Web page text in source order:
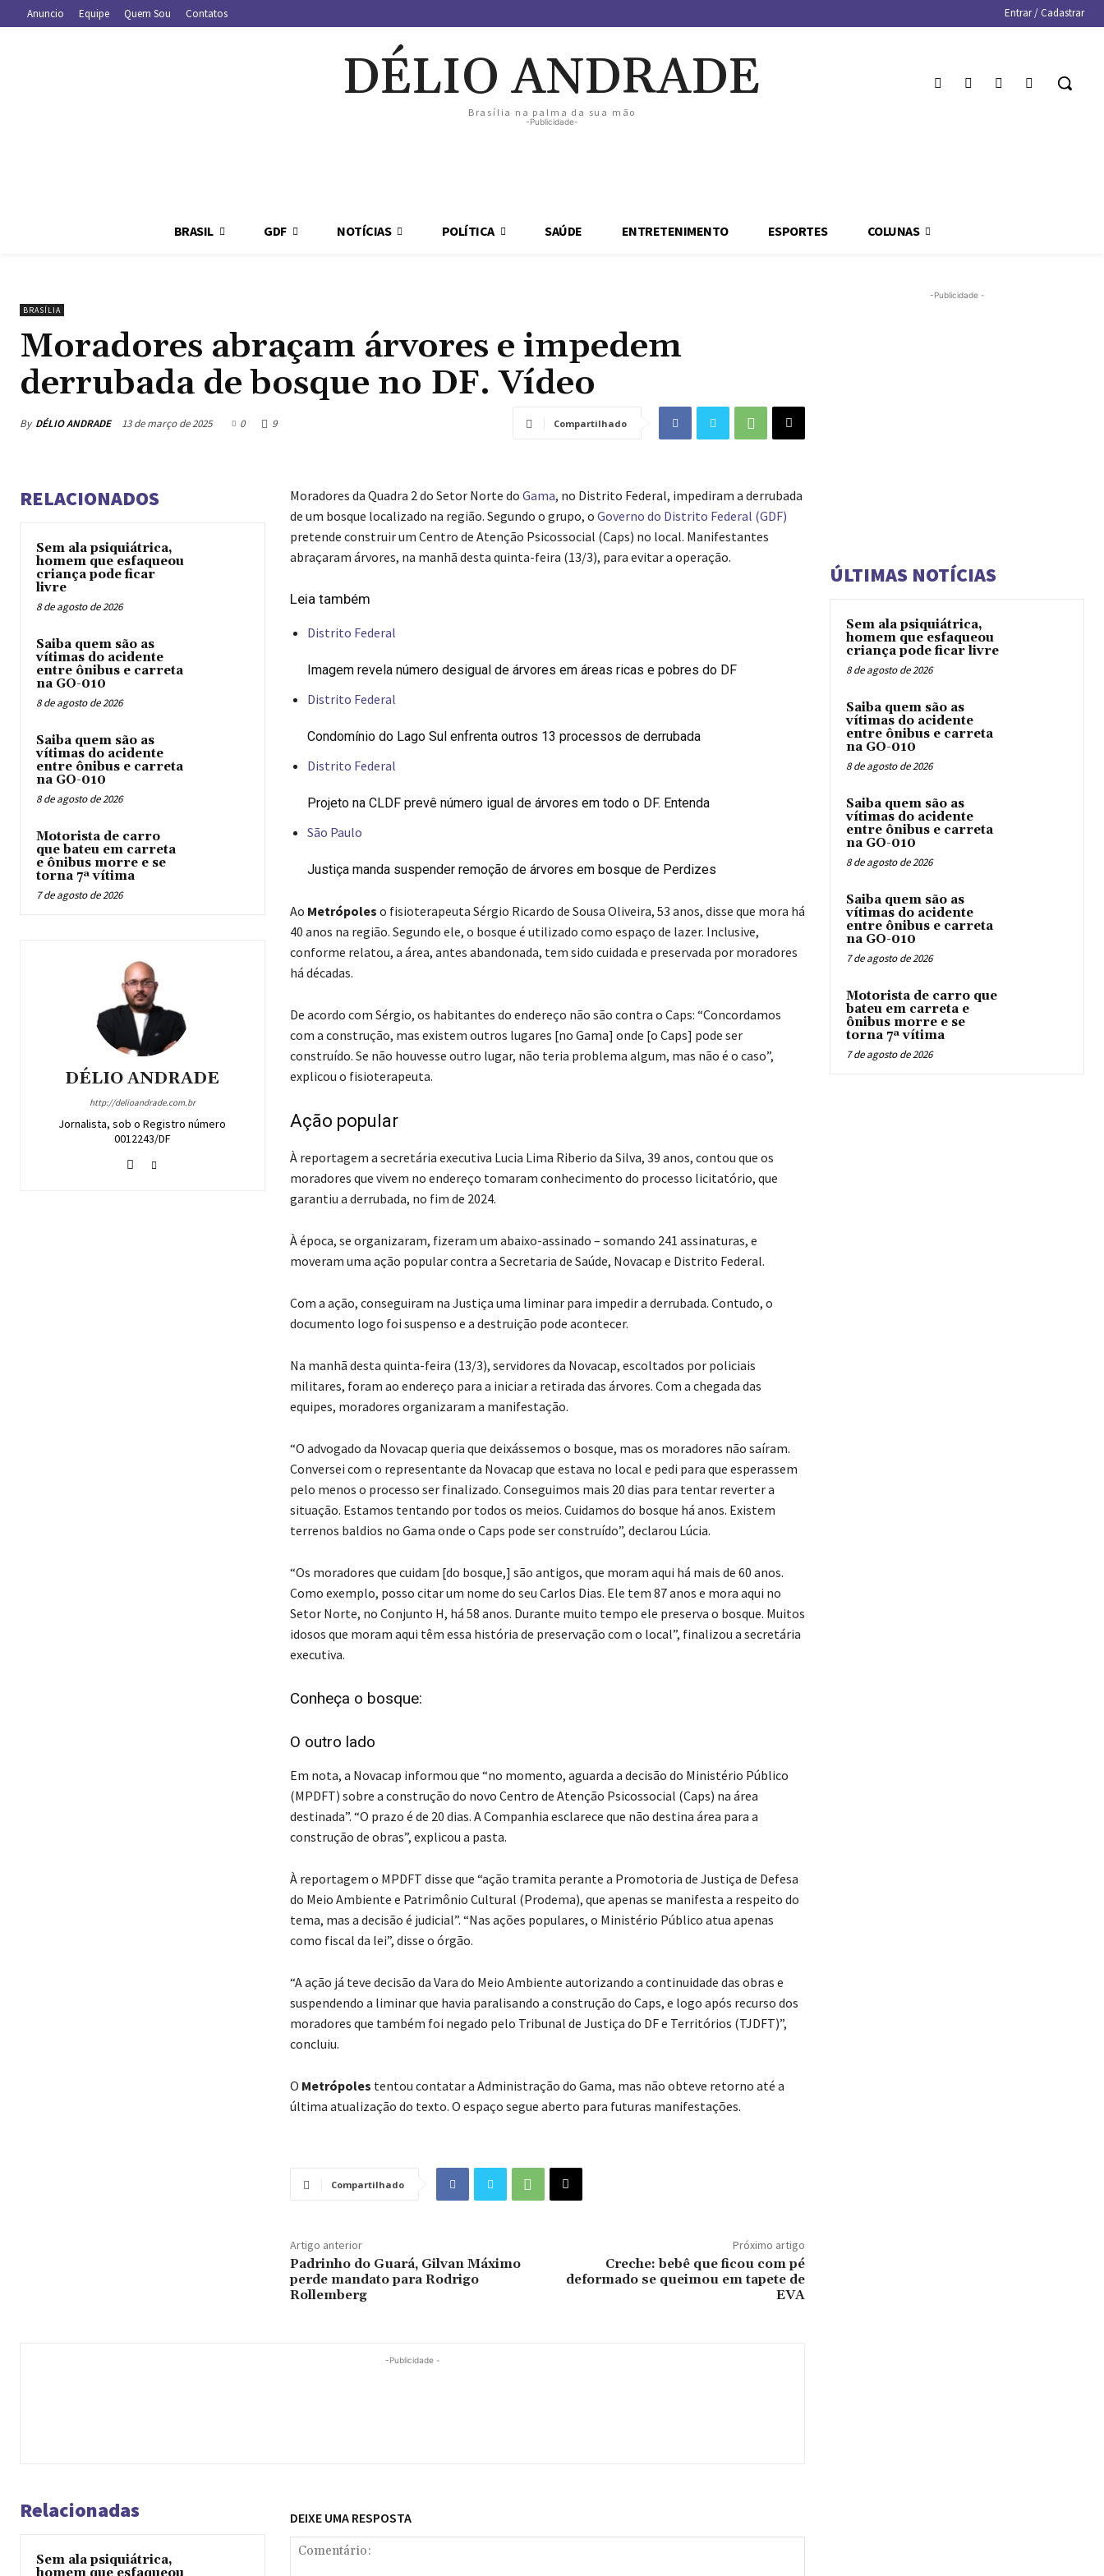
Anuncio Equipe Quem Sou Contatos Entrar / Cadastrar
DÉLIO ANDRADE
Brasília na palma da sua mão
-Publicidade-
BRASIL GDF NOTÍCIAS POLÍTICA SAÚDE ENTRETENIMENTO ESPORTES COLUNAS
BRASÍLIA
Moradores abraçam árvores e impedem
derrubada de bosque no DF. Vídeo
By DÉLIO ANDRADE 13 de março de 2025 0 9 Compartilhado
RELACIONADOS
Sem ala psiquiátrica,
homem que esfaqueou
criança pode ficar
livre
8 de agosto de 2026
Saiba quem são as
vítimas do acidente
entre ônibus e carreta
na GO-010
8 de agosto de 2026
Saiba quem são as
vítimas do acidente
entre ônibus e carreta
na GO-010
8 de agosto de 2026
Motorista de carro
que bateu em carreta
e ônibus morre e se
torna 7ª vítima
7 de agosto de 2026
DÉLIO ANDRADE
http://delioandrade.com.br
Jornalista, sob o Registro número
0012243/DF
Moradores da Quadra 2 do Setor Norte do Gama, no Distrito Federal, impediram a derrubada
de um bosque localizado na região. Segundo o grupo, o Governo do Distrito Federal (GDF)
pretende construir um Centro de Atenção Psicossocial (Caps) no local. Manifestantes
abraçaram árvores, na manhã desta quinta-feira (13/3), para evitar a operação.
Leia também
Distrito Federal
Imagem revela número desigual de árvores em áreas ricas e pobres do DF
Distrito Federal
Condomínio do Lago Sul enfrenta outros 13 processos de derrubada
Distrito Federal
Projeto na CLDF prevê número igual de árvores em todo o DF. Entenda
São Paulo
Justiça manda suspender remoção de árvores em bosque de Perdizes
Ao Metrópoles o fisioterapeuta Sérgio Ricardo de Sousa Oliveira, 53 anos, disse que mora há
40 anos na região. Segundo ele, o bosque é utilizado como espaço de lazer. Inclusive,
conforme relatou, a área, antes abandonada, tem sido cuidada e preservada por moradores
há décadas.
De acordo com Sérgio, os habitantes do endereço não são contra o Caps: “Concordamos
com a construção, mas existem outros lugares [no Gama] onde [o Caps] pode ser
construído. Se não houvesse outro lugar, não teria problema algum, mas não é o caso”,
explicou o fisioterapeuta.
Ação popular
À reportagem a secretária executiva Lucia Lima Riberio da Silva, 39 anos, contou que os
moradores que vivem no endereço tomaram conhecimento do processo licitatório, que
garantiu a derrubada, no fim de 2024.
À época, se organizaram, fizeram um abaixo-assinado – somando 241 assinaturas, e
moveram uma ação popular contra a Secretaria de Saúde, Novacap e Distrito Federal.
Com a ação, conseguiram na Justiça uma liminar para impedir a derrubada. Contudo, o
documento logo foi suspenso e a destruição pode acontecer.
Na manhã desta quinta-feira (13/3), servidores da Novacap, escoltados por policiais
militares, foram ao endereço para a iniciar a retirada das árvores. Com a chegada das
equipes, moradores organizaram a manifestação.
“O advogado da Novacap queria que deixássemos o bosque, mas os moradores não saíram.
Conversei com o representante da Novacap que estava no local e pedi para que esperassem
pelo menos o processo ser finalizado. Conseguimos mais 20 dias para tentar reverter a
situação. Estamos tentando por todos os meios. Cuidamos do bosque há anos. Existem
terrenos baldios no Gama onde o Caps pode ser construído”, declarou Lúcia.
“Os moradores que cuidam [do bosque,] são antigos, que moram aqui há mais de 60 anos.
Como exemplo, posso citar um nome do seu Carlos Dias. Ele tem 87 anos e mora aqui no
Setor Norte, no Conjunto H, há 58 anos. Durante muito tempo ele preserva o bosque. Muitos
idosos que moram aqui têm essa história de preservação com o local”, finalizou a secretária
executiva.
Conheça o bosque:
O outro lado
Em nota, a Novacap informou que “no momento, aguarda a decisão do Ministério Público
(MPDFT) sobre a construção do novo Centro de Atenção Psicossocial (Caps) na área
destinada”. “O prazo é de 20 dias. A Companhia esclarece que não destina área para a
construção de obras”, explicou a pasta.
À reportagem o MPDFT disse que “ação tramita perante a Promotoria de Justiça de Defesa
do Meio Ambiente e Patrimônio Cultural (Prodema), que apenas se manifesta a respeito do
tema, mas a decisão é judicial”. “Nas ações populares, o Ministério Público atua apenas
como fiscal da lei”, disse o órgão.
“A ação já teve decisão da Vara do Meio Ambiente autorizando a continuidade das obras e
suspendendo a liminar que havia paralisando a construção do Caps, e logo após recurso dos
moradores que também foi negado pelo Tribunal de Justiça do DF e Territórios (TJDFT)”,
concluiu.
O Metrópoles tentou contatar a Administração do Gama, mas não obteve retorno até a
última atualização do texto. O espaço segue aberto para futuras manifestações.
Compartilhado
Artigo anterior
Padrinho do Guará, Gilvan Máximo
perde mandato para Rodrigo
Rollemberg
Próximo artigo
Creche: bebê que ficou com pé
deformado se queimou em tapete de
EVA
-Publicidade -
Relacionadas
Sem ala psiquiátrica,
DEIXE UMA RESPOSTA
-Publicidade -
ÚLTIMAS NOTÍCIAS
Sem ala psiquiátrica,
homem que esfaqueou
criança pode ficar livre
8 de agosto de 2026
Saiba quem são as
vítimas do acidente
entre ônibus e carreta
na GO-010
8 de agosto de 2026
Saiba quem são as
vítimas do acidente
entre ônibus e carreta
na GO-010
8 de agosto de 2026
Saiba quem são as
vítimas do acidente
entre ônibus e carreta
na GO-010
7 de agosto de 2026
Motorista de carro que
bateu em carreta e
ônibus morre e se
torna 7ª vítima
7 de agosto de 2026